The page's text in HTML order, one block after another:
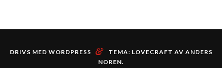
DRIVS MED WORDPRESS & TEMA: LOVECRAFT AV ANDERS
NOREN.